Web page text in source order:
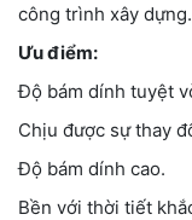
công trình xây dựng.
Ưu điểm:
Độ bám dính tuyệt
Chịu được sự thay
Độ bám dính cao.
Bền với thời tiết